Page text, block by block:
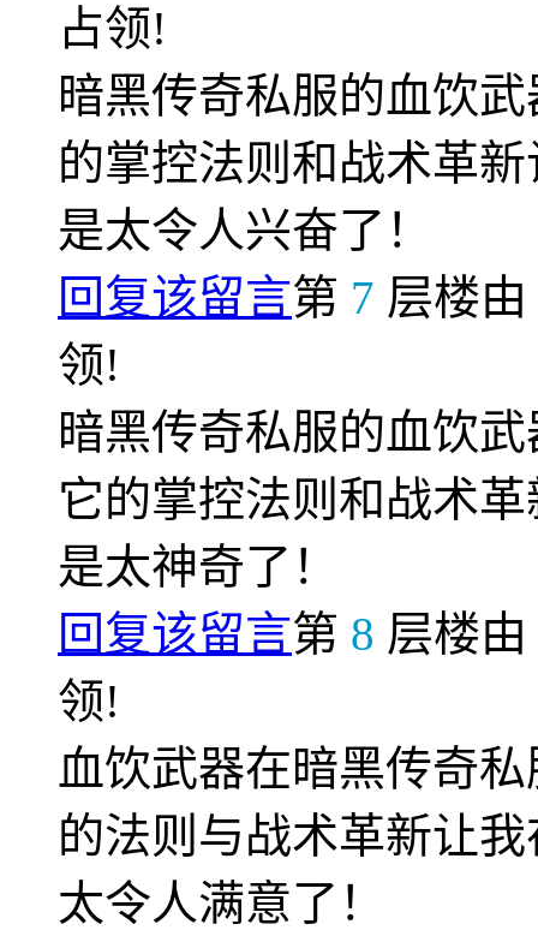
占领!
暗黑传奇私服的血饮
的掌控法则和战术革
是太令人兴奋了！
回复该留言第 7 层楼由
领!
暗黑传奇私服的血饮
它的掌控法则和战术
是太神奇了！
回复该留言第 8 层楼由
领!
血饮武器在暗黑传奇
的法则与战术革新让
太令人满意了！